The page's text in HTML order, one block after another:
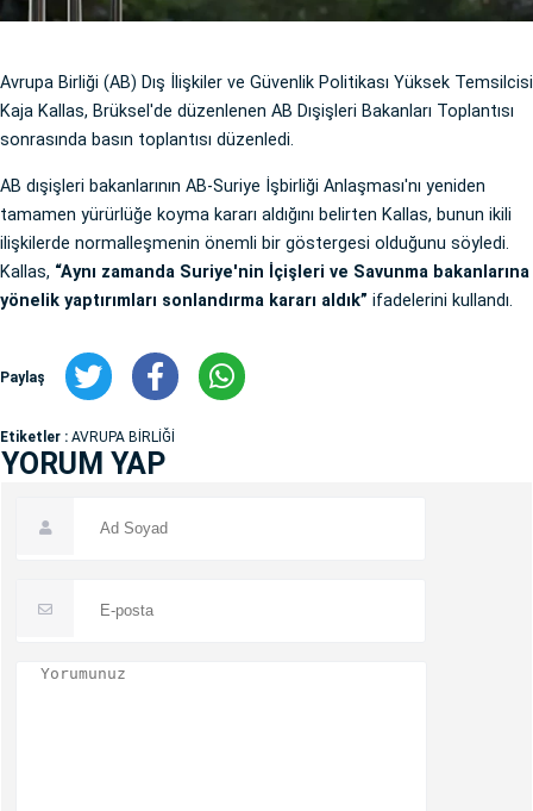
Avrupa Birliği (AB) Dış İlişkiler ve Güvenlik Politikası Yüksek Temsilcisi
Kaja Kallas, Brüksel'de düzenlenen AB Dışişleri Bakanları Toplantısı
sonrasında basın toplantısı düzenledi.
AB dışişleri bakanlarının AB-Suriye İşbirliği Anlaşması'nı yeniden
tamamen yürürlüğe koyma kararı aldığını belirten Kallas, bunun ikili
ilişkilerde normalleşmenin önemli bir göstergesi olduğunu söyledi.
Kallas, “Aynı zamanda Suriye'nin İçişleri ve Savunma bakanlarına
yönelik yaptırımları sonlandırma kararı aldık” ifadelerini kullandı.
Paylaş
Etiketler : AVRUPA BİRLİĞİ
YORUM YAP